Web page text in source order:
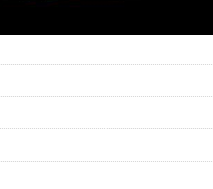
Cảm ơn bạn đã đăng ký khóa học!
Cảm ơn bạn đã đăng ký khóa học!